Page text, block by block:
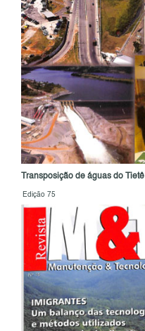
Transposição de águas do Tietê
Edição 75